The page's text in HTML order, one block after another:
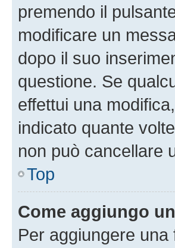
premendo il
modificare un
dopo il suo
questione. Se
effettui una
indicato quante
non può cancellare
Top
Come aggiungo
Per aggiungere